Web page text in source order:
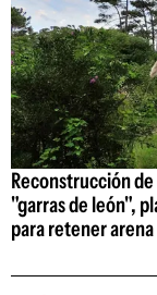
Reconstrucción
"garras de león",
para retener arena